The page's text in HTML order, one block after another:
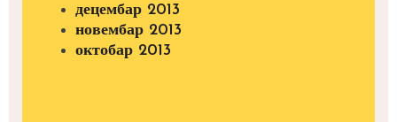
децембар 2013
новембар 2013
октобар 2013